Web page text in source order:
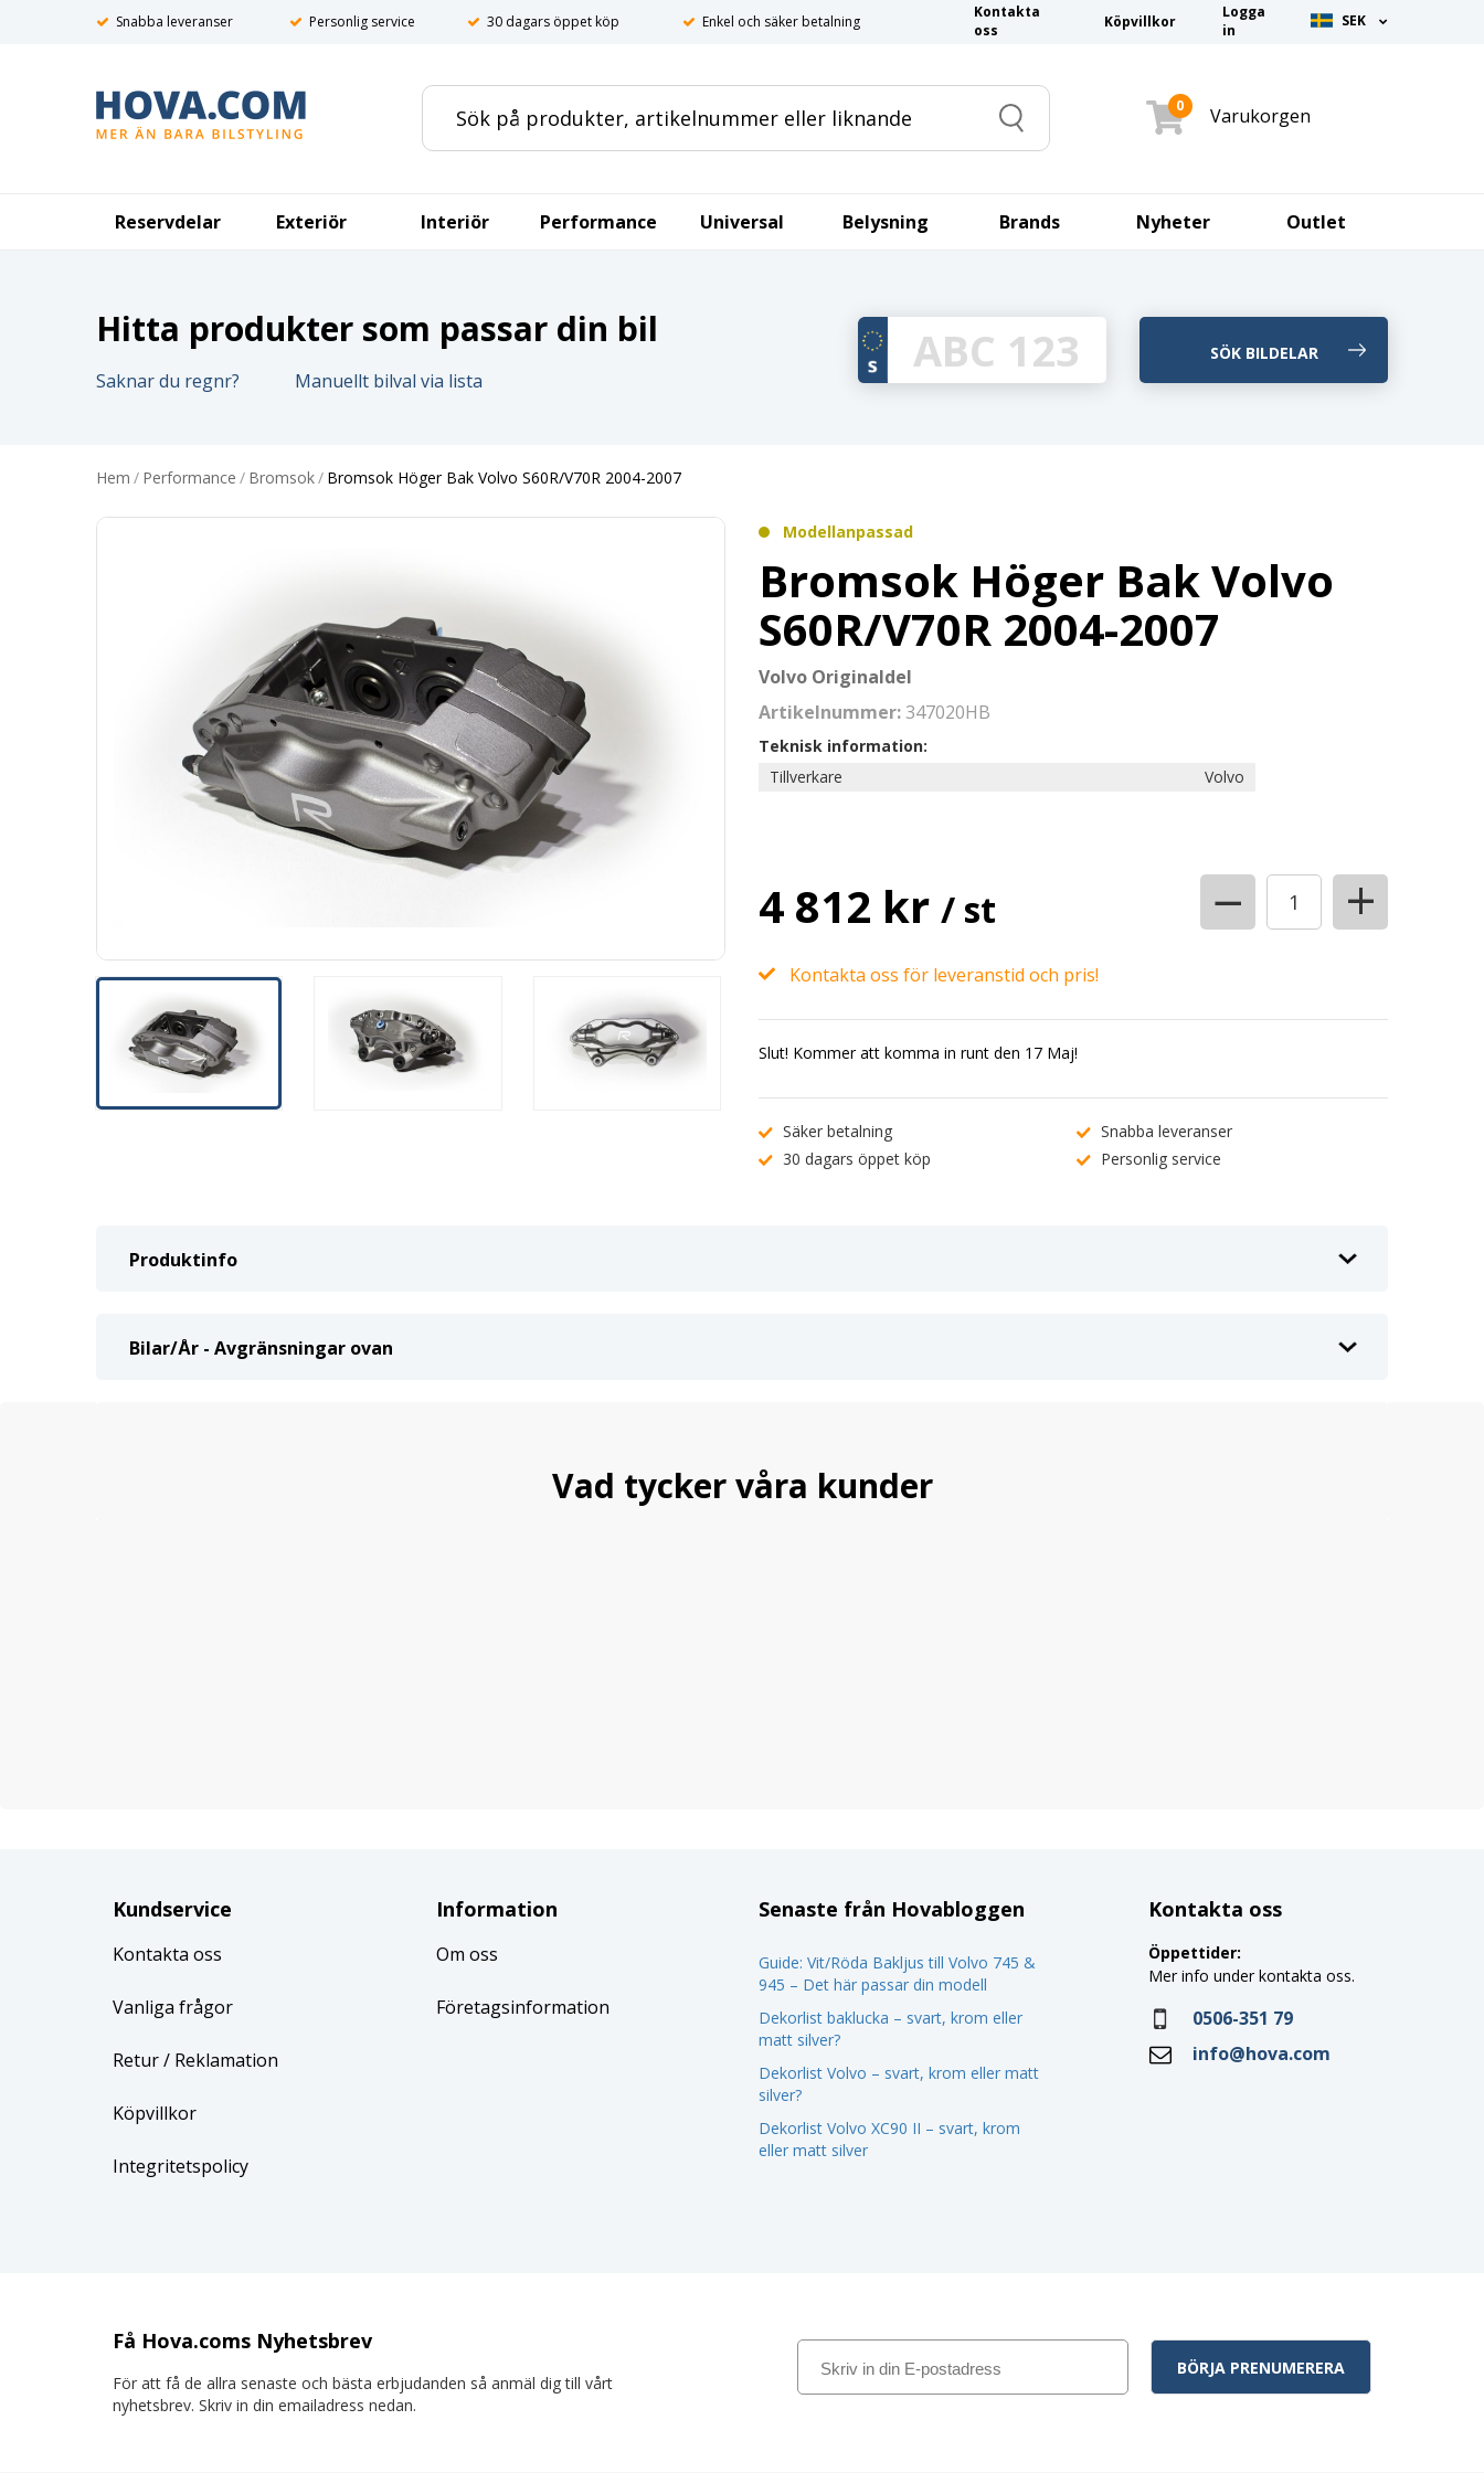
Snabba leveranser Personlig service 30 dagars öppet köp Enkel och säker betalning
Kontakta
oss
Köpvillkor
Logga
in
SEK
Search
0 Varukorgen
Reservdelar Exteriör Interiör Performance Universal Belysning Brands Nyheter Outlet
Hitta produkter som passar din bil
Saknar du regnr? Manuellt bilval via lista
Hem / Performance / Bromsok/ Bromsok Höger Bak Volvo S60R/V70R 2004-2007
Modellanpassad
Bromsok Höger Bak Volvo
S60R/V70R 2004-2007
Volvo Originaldel
Artikelnummer:347020HB
Teknisk information:
Tillverkare
Volvo
4 812 kr / st − +
Kontakta oss för leveranstid och pris!
Slut! Kommer att komma in runt den 17 Maj!
Säker betalning
Snabba leveranser
30 dagars öppet köp
Personlig service
Produktinfo
Bilar/År - Avgränsningar ovan
Vad tycker våra kunder
Kundservice
Kontakta oss
Vanliga frågor
Retur/ Reklamation
Köpvillkor
Integritetspolicy
Information
Om oss
Företagsinformation
Senaste från Hovabloggen
Guide: Vit/Röda Bakljus till Volvo 745 &
945 – Det här passar din modell
Dekorlist baklucka – svart, krom eller
matt silver?
Dekorlist Volvo – svart, krom eller matt
silver?
Dekorlist Volvo XC90 II – svart, krom
eller matt silver
Kontakta oss
Öppettider:
Mer info under kontakta oss.
0506-351 79
info@hova.com
Få Hova.coms Nyhetsbrev
För att få de allra senaste och bästa erbjudanden så anmäl dig till vårt
nyhetsbrev. Skriv in din emailadress nedan.